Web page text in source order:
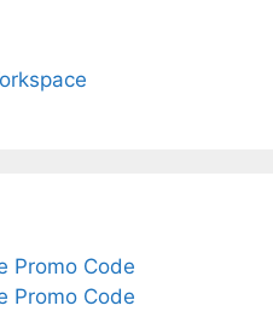
Promo Code
Promo Code